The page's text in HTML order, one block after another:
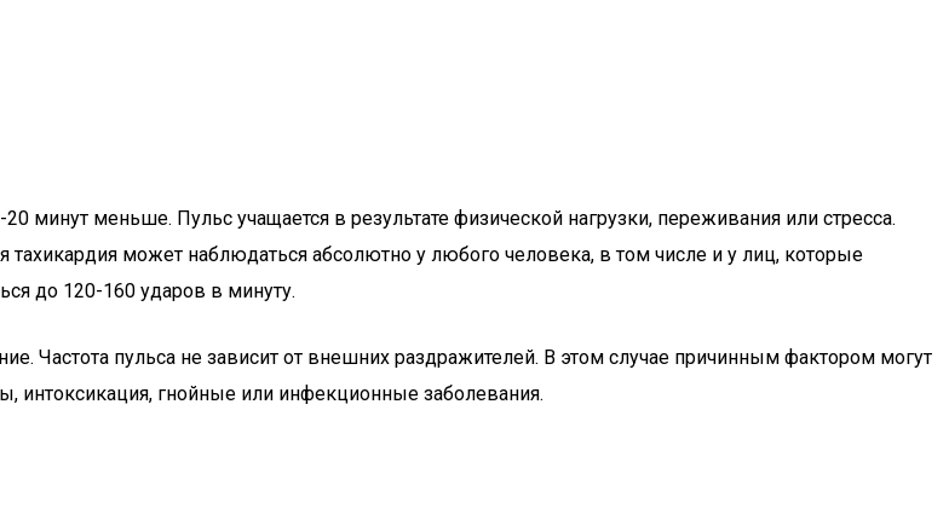
минут меньше. Пульс учащается в результате физической нагрузки, переживания или стресса.
может наблюдаться абсолютно у любого человека, в том числе и у лиц, которые
до 120-160 ударов в минуту.
Частота пульса не зависит от внешних раздражителей. В этом случае причинным фактором могут
интоксикация, гнойные или инфекционные заболевания.